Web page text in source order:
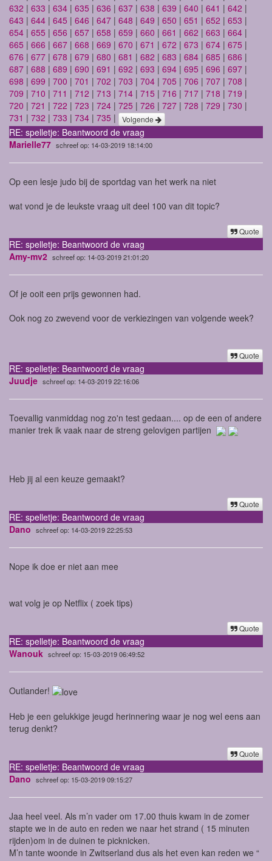
632 | 633 | 634 | 635 | 636 | 637 | 638 | 639 | 640 | 641 | 642 |
643 | 644 | 645 | 646 | 647 | 648 | 649 | 650 | 651 | 652 | 653 |
654 | 655 | 656 | 657 | 658 | 659 | 660 | 661 | 662 | 663 | 664 |
665 | 666 | 667 | 668 | 669 | 670 | 671 | 672 | 673 | 674 | 675 |
676 | 677 | 678 | 679 | 680 | 681 | 682 | 683 | 684 | 685 | 686 |
687 | 688 | 689 | 690 | 691 | 692 | 693 | 694 | 695 | 696 | 697 |
698 | 699 | 700 | 701 | 702 | 703 | 704 | 705 | 706 | 707 | 708 |
709 | 710 | 711 | 712 | 713 | 714 | 715 | 716 | 717 | 718 | 719 |
720 | 721 | 722 | 723 | 724 | 725 | 726 | 727 | 728 | 729 | 730 |
731 | 732 | 733 | 734 | 735 | Volgende
RE: spelletje: Beantwoord de vraag
Marielle77 schreef op: 14-03-2019 18:14:00
Op een lesje judo bij de sportdag van het werk na niet
wat vond je de leukste vraag uit deel 100 van dit topic?
Quote
RE: spelletje: Beantwoord de vraag
Amy-mv2 schreef op: 14-03-2019 21:01:20
Of je ooit een prijs gewonnen had.
Ook nog zo zwevend voor de verkiezingen van volgende week?
Quote
RE: spelletje: Beantwoord de vraag
Juudje schreef op: 14-03-2019 22:16:06
Toevallig vanmiddag nog zo'n test gedaan.... op de een of andere
manier trek ik vaak naar de streng gelovigen partijen
Heb jij al een keuze gemaakt?
Quote
RE: spelletje: Beantwoord de vraag
Dano schreef op: 14-03-2019 22:25:53
Nope ik doe er niet aan mee
wat volg je op Netflix ( zoek tips)
Quote
RE: spelletje: Beantwoord de vraag
Wanouk schreef op: 15-03-2019 06:49:52
Outlander!
Heb je een gelukkige jeugd herinnering waar je nog wel eens aan
terug denkt?
Quote
RE: spelletje: Beantwoord de vraag
Dano schreef op: 15-03-2019 09:15:27
Jaa heel veel. Als m’n vader om 17.00 thuis kwam in de zomer
stapte we in de auto en reden we naar het strand ( 15 minuten
rijden)om in de duinen te picknicken.
M’n tante woonde in Zwitserland dus als het even kan reden we “